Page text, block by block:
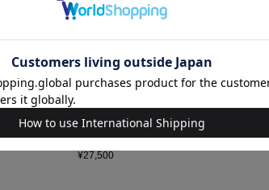
LAOCOONTE / ダブルベルトサンダル
ダークブラウン / 37.0
¥27,500